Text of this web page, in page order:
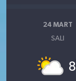
24 MART
SALI
8